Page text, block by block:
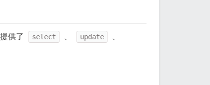
供了 select 、 update 、